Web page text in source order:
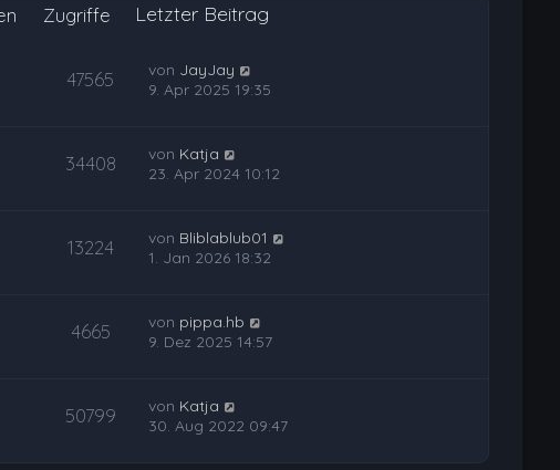
Zugriffe Letzter Beitrag
47565 von JayJay
9. Apr 2025 19:35
34408 von Katja
23. Apr 2024 10:12
13224 von Bliblablub01
1. Jan 2026 18:32
4665 von pippa.hb
9. Dez 2025 14:57
50799 von Katja
30. Aug 2022 09:47